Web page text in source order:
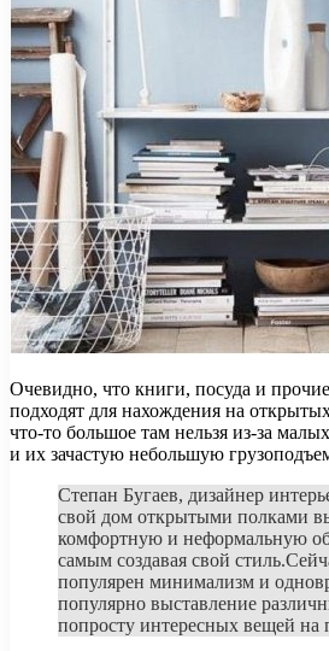
Очевидно, что книги, посуда и
подходят для нахождения на
что-то большое там нельзя из-за
и их зачастую небольшую
Степан Бугаев, дизайнер
свой дом открытыми полками
комфортную и неформальную
самым создавая свой
популярен минимализм и
популярно выставление
попросту интересных вещей на